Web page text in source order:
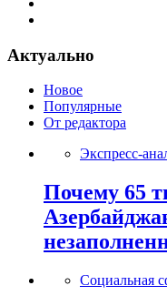
Актуально
Новое
Популярные
От редактора
Экспресс-
Почему 65
Социальная